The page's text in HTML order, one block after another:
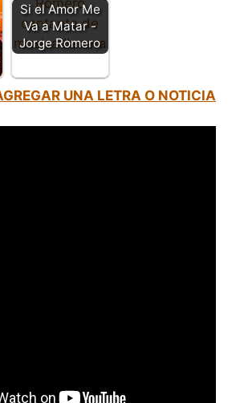
Si el Amor Me
Va a Matar -
Jorge Romero
UNA LETRA O NOTICIA